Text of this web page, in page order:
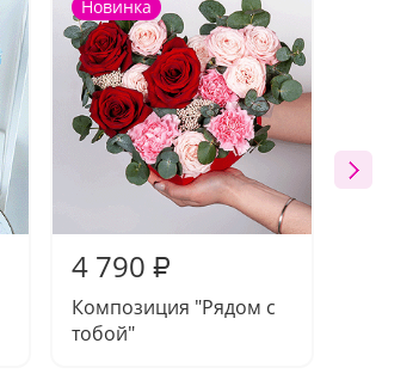
Новинка
4 790 ₽
Композиция "Рядом с
тобой"